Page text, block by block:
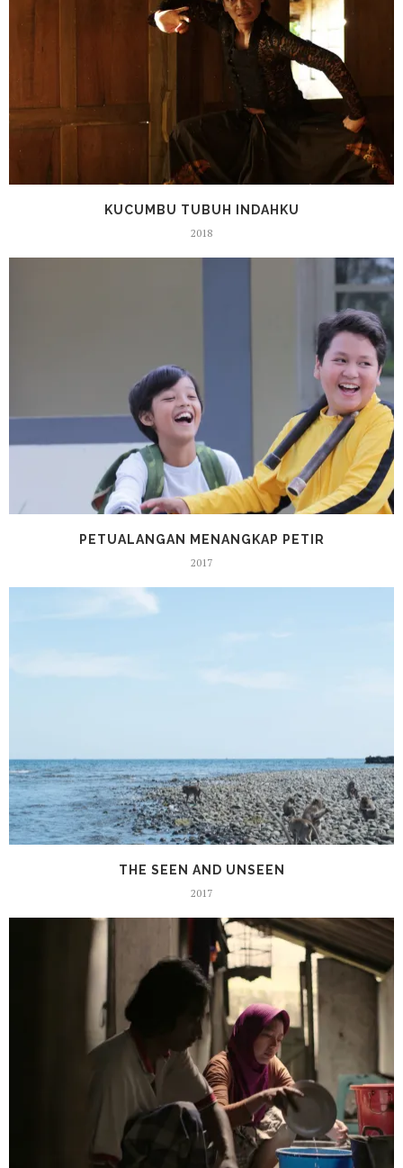
KUCUMBU TUBUH INDAHKU
2018
PETUALANGAN MENANGKAP PETIR
2017
THE SEEN AND UNSEEN
2017